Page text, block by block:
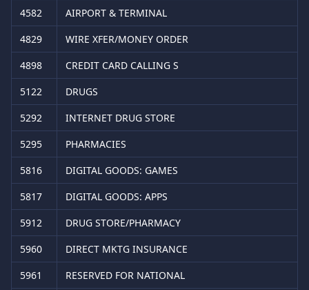
4582
AIRPORT & TERMINAL
4829
WIRE XFER/MONEY ORDER
4898
CREDIT CARD CALLING S
5122
DRUGS
5292
INTERNET DRUG STORE
5295
PHARMACIES
5816
DIGITAL GOODS: GAMES
5817
DIGITAL GOODS: APPS
5912
DRUG STORE/PHARMACY
5960
DIRECT MKTG INSURANCE
5961
RESERVED FOR NATIONAL